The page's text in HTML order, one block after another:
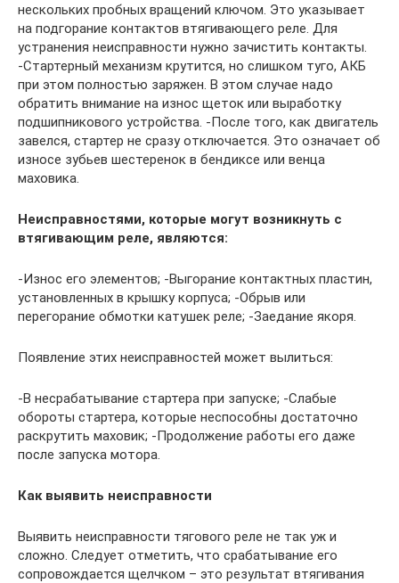
нескольких пробных вращений ключом. Это указывает
на подгорание контактов втягивающего реле. Для
устранения неисправности нужно зачистить контакты.
-Стартерный механизм крутится, но слишком туго, АКБ
при этом полностью заряжен. В этом случае надо
обратить внимание на износ щеток или выработку
подшипникового устройства. -После того, как двигатель
завелся, стартер не сразу отключается. Это означает об
износе зубьев шестеренок в бендиксе или венца
маховика.
Неисправностями, которые могут возникнуть с
втягивающим реле, являются:
-Износ его элементов; -Выгорание контактных пластин,
установленных в крышку корпуса; -Обрыв или
перегорание обмотки катушек реле; -Заедание якоря.
Появление этих неисправностей может вылиться:
-В несрабатывание стартера при запуске; -Слабые
обороты стартера, которые неспособны достаточно
раскрутить маховик; -Продолжение работы его даже
после запуска мотора.
Как выявить неисправности
Выявить неисправности тягового реле не так уж и
сложно. Следует отметить, что срабатывание его
сопровождается щелчком – это результат втягивания